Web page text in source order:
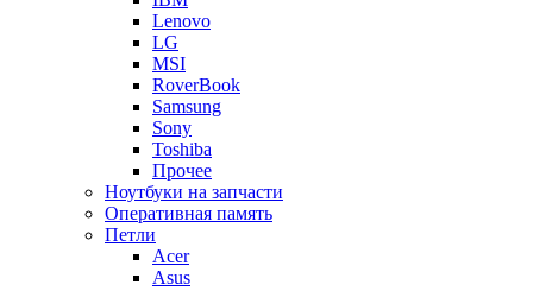
Lenovo
LG
MSI
RoverBook
Samsung
Sony
Toshiba
Прочее
Ноутбуки на запчасти
Оперативная память
Петли
Acer
Asus